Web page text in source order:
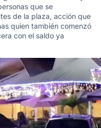
que se
de la plaza, acción que
quien también comenzó
con el saldo ya